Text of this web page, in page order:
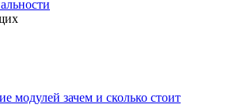
модулей зачем и сколько стоит